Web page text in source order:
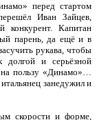
перед стартом
Иван Зайцев,
конкурент. Капитан
парень, да ещё и в
рукава, чтобы
долгой и серьёзной
на пользу «Динамо»…
занедужил и
скорости и форме,